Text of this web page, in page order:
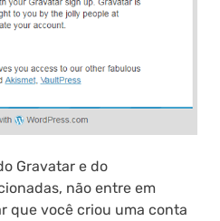
Gravatar e do
não entre em
que você criou uma conta